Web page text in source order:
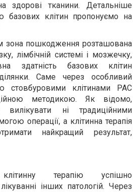
здорові тканини. Детальніше
базових клітин пропонуємо на
зона пошкодження розташована
лімбічній системі і мозжечку,
здатність базових клітин
Саме через особливий
стовбуровими клітинами РАС
методикою. Як відомо,
ні традиційними
операції, а клітинна терапія
найкращий результат,
терапію успішно
інших патологій. Через